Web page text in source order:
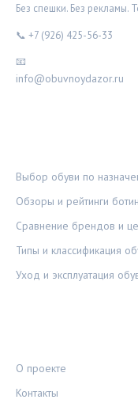
Без спешки. Без рекламы.
📞 +7 (926) 425-56-33
📧
info@obuvnoydazor.ru
Выбор обуви по
Обзоры и рейтинги
Сравнение брендов и
Типы и классификация
Уход и эксплуатация
О проекте
Контакты